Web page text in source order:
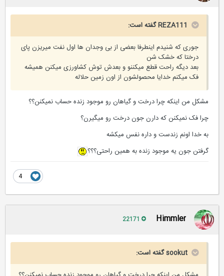
REZA111 گفته است:
جوری که شنیدم اینطرفا بعضی از بی وجدان ها اول نفت میریزن پای
درختا که خشک شن
بعد دیگه راحت قطع میکننو و بعدش توش کشاورزی میکنن همیشه
فک میکنم خدایا محصولشون از اون زمین حلاله
مشکل من اینکه چرا درخت و گیاهان رو موجود زنده حساب نمیکنن؟؟
چرا فک نمیکنن که دارن جون درخت رو میگیرن؟
به خدا اونم زندست و داره نفس میکشه
گرفتن جون یه موجود زنده به همین راحتی؟؟؟
Himmler
sookut گفته است: